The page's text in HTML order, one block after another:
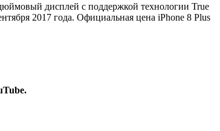
дисплей с поддержкой технологии True
2017 года. Официальная цена iPhone 8 Plus
.